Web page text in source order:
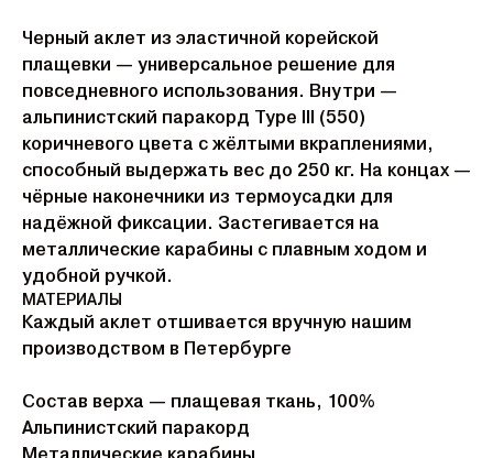
Черный аклет из эластичной корейской
плащевки — универсальное решение для
повседневного использования. Внутри —
альпинистский паракорд Type III (550)
коричневого цвета с жёлтыми вкраплениями,
способный выдержать вес до 250 кг. На концах —
чёрные наконечники из термоусадки для
надёжной фиксации. Застегивается на
металлические карабины с плавным ходом и
удобной ручкой.
МАТЕРИАЛЫ
Каждый аклет отшивается вручную нашим
производством в Петербурге
Состав верха — плащевая ткань, 100%
Альпинистский паракорд